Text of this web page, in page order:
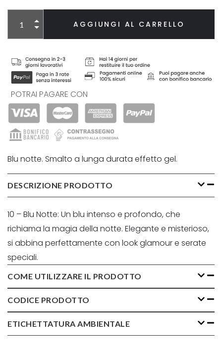
AGGIUNGI AL CARRELLO
POTRAI PAGARE CON
Blu notte. Smalto a lunga durata effetto gel.
DESCRIZIONE PRODOTTO
10 – Blu Notte: Un blu intenso e profondo, che
richiama la magia della notte. Elegante e misterioso,
si abbina perfettamente con look glamour e serate
speciali.
COME UTILIZZARE IL PRODOTTO
CODICE PRODOTTO
ETICHETTATURA AMBIENTALE